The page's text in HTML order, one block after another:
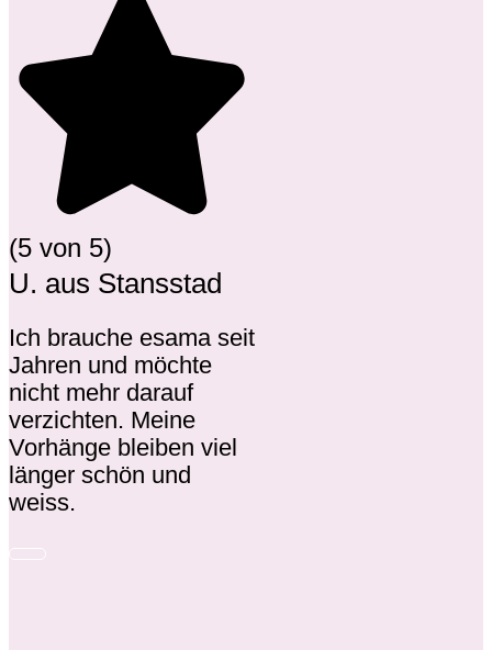
(5 von 5)
U. aus Stansstad
Ich brauche esama seit
Jahren und möchte
nicht mehr darauf
verzichten. Meine
Vorhänge bleiben viel
länger schön und
weiss.